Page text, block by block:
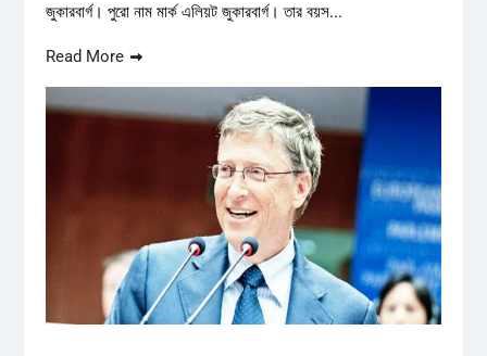
জুকারবার্গ। পুরো নাম মার্ক এলিয়ট জুকারবার্গ। তার বয়স...
Read More